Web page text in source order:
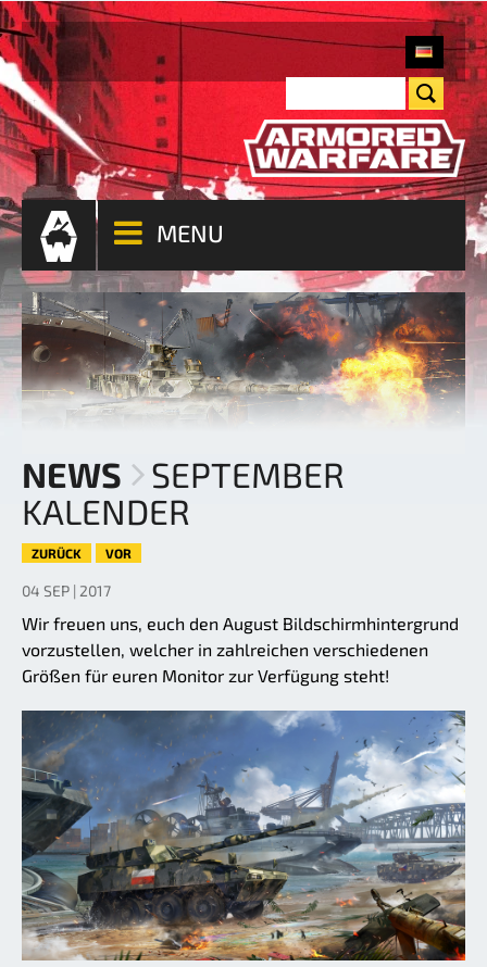
MENU
NEWS
SEPTEMBER
KALENDER
ZURÜCK VOR
04 SEP | 2017
Wir freuen uns, euch den August Bildschirmhintergrund
vorzustellen, welcher in zahlreichen verschiedenen
Größen für euren Monitor zur Verfügung steht!